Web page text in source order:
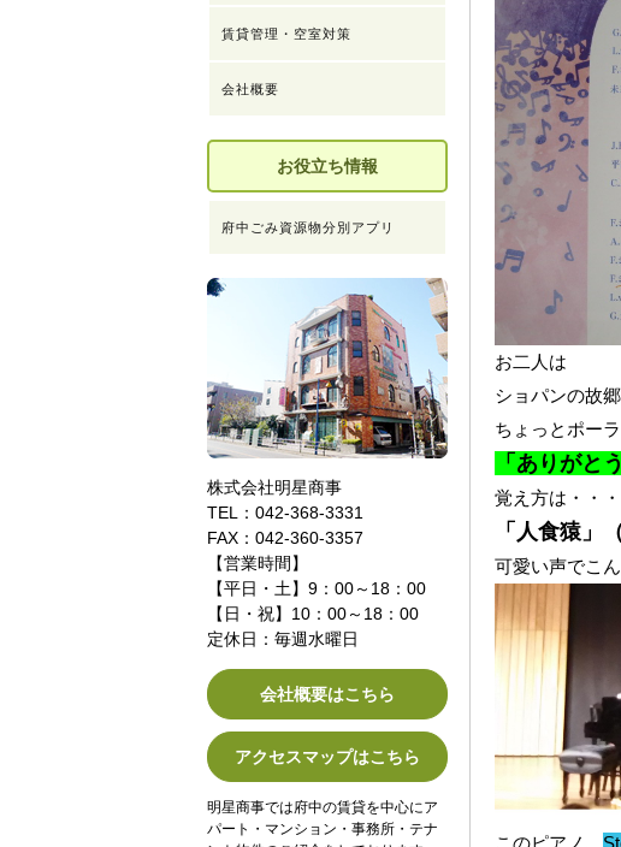
お二人は
ショパンの故
ちょっとポー
「ありがとう
覚え方は・・・
「人食猿」
可愛い声でこ
このピアノ、
賃貸管理・空室対策
会社概要
お役立ち情報
府中ごみ資源物分別アプリ
株式会社明星商事
TEL：042-368-3331
FAX：042-360-3357
【営業時間】
【平日・土】9：00～18：00
【日・祝】10：00～18：00
定休日：毎週水曜日
会社概要はこちら
アクセスマップはこちら
明星商事では府中の賃貸を中心にア
パート・マンション・事務所・テナ